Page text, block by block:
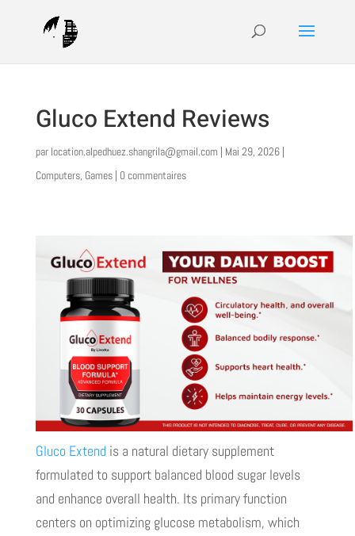
Gluco Extend Reviews
par location.alpedhuez.shangrila@gmail.com | Mai 29, 2026|
Computers, Games| 0 commentaires
Gluco Extend is a natural dietary supplement
formulated to support balanced blood sugar levels
and enhance overall health. Its primary function
centers on optimizing glucose metabolism, which